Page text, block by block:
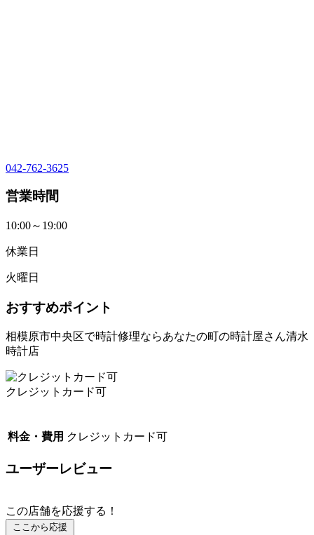
042-762-3625
営業時間
10:00～19:00
休業日
火曜日
おすすめポイント
相模原市中央区で時計修理ならあなたの町の時計屋さん清水
時計店
クレジットカード可
料金・費用 クレジットカード可
ユーザーレビュー
この店舗を応援する！
ここから応援